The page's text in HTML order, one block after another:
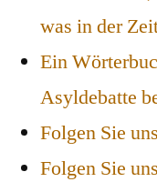
was in der
Ein
Asyldebatte
Folgen Sie
Folgen Sie